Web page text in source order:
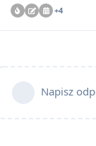
+4
Napisz